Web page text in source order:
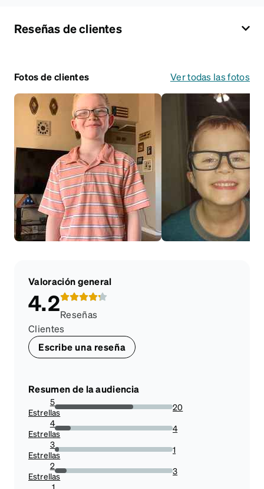
Reseñas de clientes
Fotos de clientes Ver todas las fotos
Valoración general
4.2Reseñas
Clientes
Escribe una reseña
Resumen de la audiencia
5
Estrellas66.66666666666666%
20
4
Estrellas13.333333333333334%
4
3
Estrellas3.3333333333333335%
1
2
Estrellas
10%
3
1